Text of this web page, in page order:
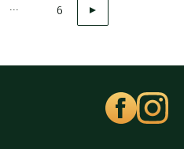
Page
6 Volgende